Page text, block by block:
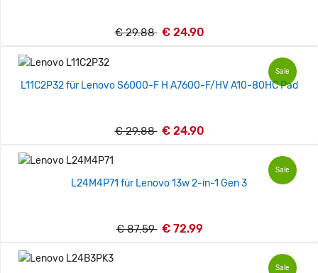
€ 29.88 € 24.90
Sale
L11C2P32 für Lenovo S6000-F H A7600-F/HV A10-80HC Pad
€ 29.88 € 24.90
Sale
L24M4P71 für Lenovo 13w 2-in-1 Gen 3
€ 87.59 € 72.99
Sale